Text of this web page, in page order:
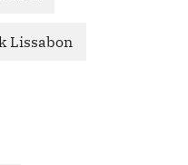
Lissabon